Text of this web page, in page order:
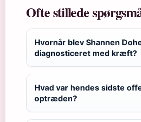
Ofte stillede
Hvornår blev Shannen
diagnosticeret med kræft?
Hvad var hendes sidste
optræden?